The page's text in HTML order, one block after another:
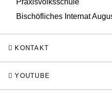
Praxisvolksschule
Bischöfliches Internat
KONTAKT
YOUTUBE